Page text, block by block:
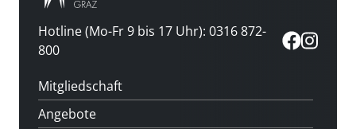
Hotline (Mo-Fr 9 bis 17 Uhr): 0316 872-
800
Mitgliedschaft
Angebote